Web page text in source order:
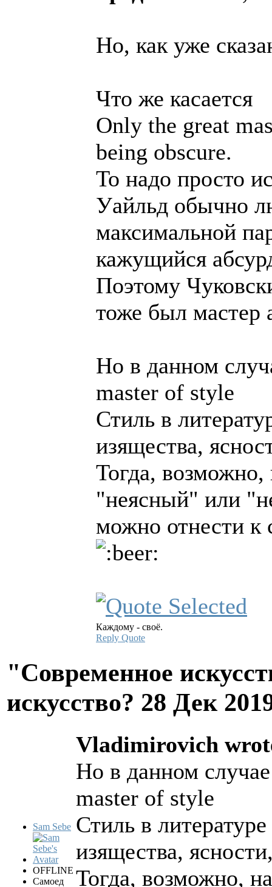
Но, как уже
Что же касается
Only the great
being obscure.
То надо просто
Уайльд обычно
максимальной
кажущийся
Поэтому
тоже был мастер
Но в данном
master of style
Стиль в
изящества,
Тогда, возможно,
"неясный" или
можно отнести к
Каждому - своё.
Reply Quote
"Современное
искусство? 28 Дек
Sam Sebe
OFFLINE
Самоед
Vladimirovich
Но в данном
master of style
Стиль в
изящества,
Тогда, возможно,